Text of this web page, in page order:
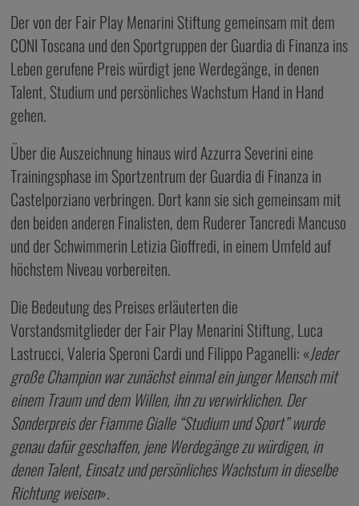
Der von der Fair Play Menarini Stiftung gemeinsam mit dem
CONI Toscana und den Sportgruppen der Guardia di Finanza ins
Leben gerufene Preis würdigt jene Werdegänge, in denen
Talent, Studium und persönliches Wachstum Hand in Hand
gehen.
Über die Auszeichnung hinaus wird Azzurra Severini eine
Trainingsphase im Sportzentrum der Guardia di Finanza in
Castelporziano verbringen. Dort kann sie sich gemeinsam mit
den beiden anderen Finalisten, dem Ruderer Tancredi Mancuso
und der Schwimmerin Letizia Gioffredi, in einem Umfeld auf
höchstem Niveau vorbereiten.
Die Bedeutung des Preises erläuterten die
Vorstandsmitglieder der Fair Play Menarini Stiftung, Luca
Lastrucci, Valeria Speroni Cardi und Filippo Paganelli: «Jeder
große Champion war zunächst einmal ein junger Mensch mit
einem Traum und dem Willen, ihn zu verwirklichen. Der
Sonderpreis der Fiamme Gialle “Studium und Sport” wurde
genau dafür geschaffen, jene Werdegänge zu würdigen, in
denen Talent, Einsatz und persönliches Wachstum in dieselbe
Richtung weisen».